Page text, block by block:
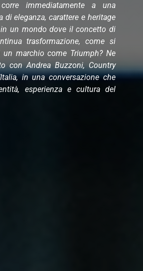
corre immediatamente a una
di eleganza, carattere e heritage
un mondo dove il concetto di
trasformazione, come si
marchio come Triumph? Ne
con Andrea Buzzoni, Country
in una conversazione che
esperienza e cultura del